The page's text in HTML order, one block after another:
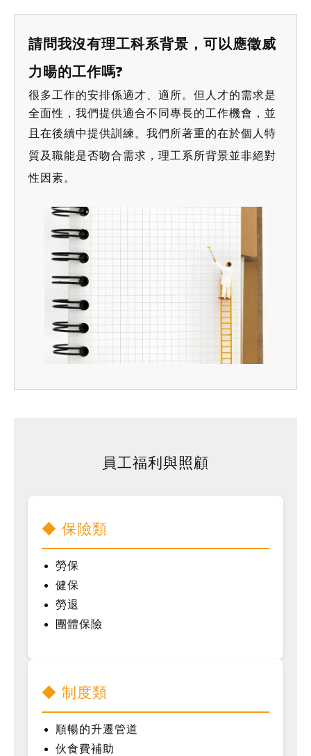
請問我沒有理工科系背景，可以應徵威
力暘的工作嗎?
很多工作的安排係適才、適所。但人才的需求是
全面性，我們提供適合不同專長的工作機會，並
且在後續中提供訓練。我們所著重的在於個人特
質及職能是否吻合需求，理工系所背景並非絕對
性因素。
員工福利與照顧
◆ 保險類
勞保
健保
勞退
團體保險
◆ 制度類
順暢的升遷管道
伙食費補助